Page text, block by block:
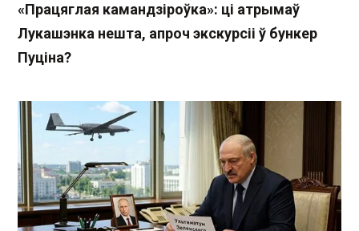
«Працяглая камандзіроўка»: ці атрымаў
Лукашэнка нешта, апроч экскурсіі ў бункер
Пуціна?